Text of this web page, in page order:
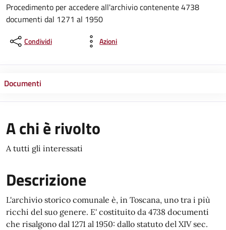
Procedimento per accedere all'archivio contenente 4738
documenti dal 1271 al 1950
Condividi Azioni
Documenti
A chi è rivolto
A tutti gli interessati
Descrizione
L'archivio storico comunale è, in Toscana, uno tra i più
ricchi del suo genere. E' costituito da 4738 documenti
che risalgono dal 1271 al 1950: dallo statuto del XIV sec.